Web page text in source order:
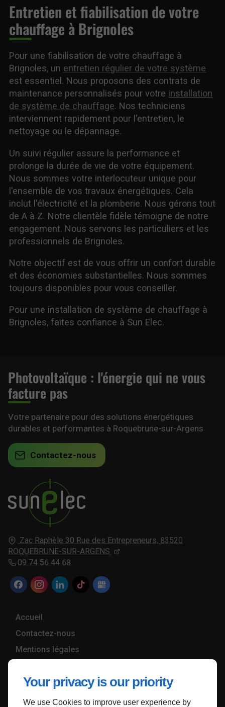
Your privacy is our priority
We use Cookies to improve user experience by
Entretien et fiabilisation de votre
chauffage à Brignoles
Pour une fiabilisation de votre chauffage à
Brignoles, un entretien régulier de votre système
est essentiel. Nous proposons des contrats de
maintenance personnalisés pour votre installation
de système de chauffage. Nos techniciens
interviennent rapidement pour l'entretien, le
nettoyage ou le dépannage.
Un suivi régulier assure la performance et
prolonge la durée de vie de votre équipement.
Nous sommes votre interlocuteur unique pour
l'ensemble de vos travaux énergétiques. Cela
inclut l'électricité et la plomberie. Nous gérons tout
de A à Z. Notre clientèle fidèle témoigne de notre
engagement. Nous servons les particuliers et les
professionnels de Brignoles.
Notre objectif est de vous offrir un confort durable
et des économies substantielles. Nous sommes
toujours disponibles pour vous conseiller.
Pour une installation de système de chauffage à
Brignoles, faites confiance à Sun Elec.
Zac Raphèle 30 Rue des Entrepreneurs, 83520
ROQUEBRUNE-SUR-ARGENS
09 74 56 44 68
Accueil
Contactez-nous
Mentions légales
Photovoltaïque : l'énergie qui ne vous
facture pas
Votre partenaire pour des solutions énergétiques
durables et performantes à Roquebrune-sur-Argens
Contactez-nous